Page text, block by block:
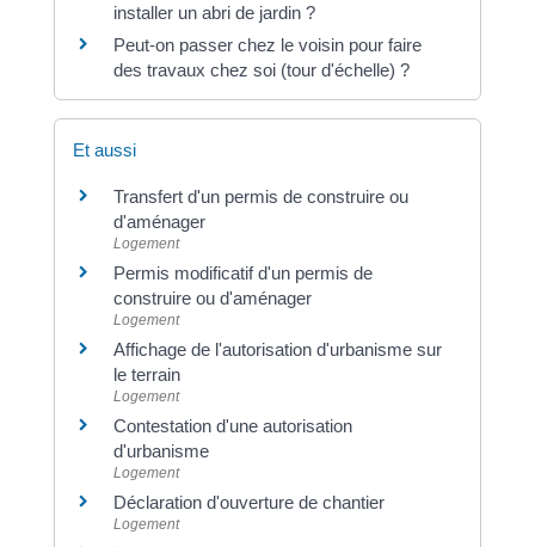
installer un abri de jardin ?
Peut-on passer chez le voisin pour faire
des travaux chez soi (tour d'échelle) ?
Et aussi
Transfert d'un permis de construire ou
d'aménager
Logement
Permis modificatif d'un permis de
construire ou d'aménager
Logement
Affichage de l'autorisation d'urbanisme sur
le terrain
Logement
Contestation d'une autorisation
d'urbanisme
Logement
Déclaration d'ouverture de chantier
Logement